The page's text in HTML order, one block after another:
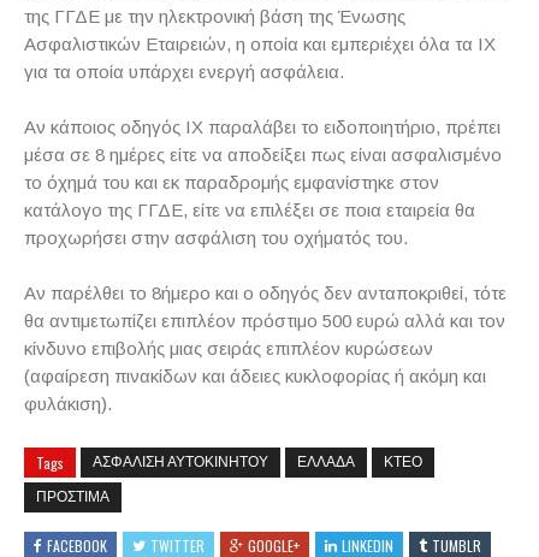
της ΓΓΔΕ με την ηλεκτρονική βάση της Ένωσης
Ασφαλιστικών Εταιρειών, η οποία και εμπεριέχει όλα τα ΙΧ
για τα οποία υπάρχει ενεργή ασφάλεια.
Αν κάποιος οδηγός ΙΧ παραλάβει το ειδοποιητήριο, πρέπει
μέσα σε 8 ημέρες είτε να αποδείξει πως είναι ασφαλισμένο
το όχημά του και εκ παραδρομής εμφανίστηκε στον
κατάλογο της ΓΓΔΕ, είτε να επιλέξει σε ποια εταιρεία θα
προχωρήσει στην ασφάλιση του οχήματός του.
Αν παρέλθει το 8ήμερο και ο οδηγός δεν ανταποκριθεί, τότε
θα αντιμετωπίζει επιπλέον πρόστιμο 500 ευρώ αλλά και τον
κίνδυνο επιβολής μιας σειράς επιπλέον κυρώσεων
(αφαίρεση πινακίδων και άδειες κυκλοφορίας ή ακόμη και
φυλάκιση).
Tags ΑΣΦΑΛΙΣΗ ΑΥΤΟΚΙΝΗΤΟΥ ΕΛΛΑΔΑ ΚΤΕΟ
ΠΡΟΣΤΙΜΑ
FACEBOOK TWITTER GOOGLE+ LINKEDIN
TUMBLR